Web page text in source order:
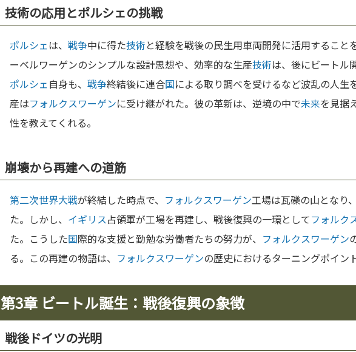
技術の応用とポルシェの挑戦
ポルシェは、 戦争中に得た技術と経験を戦後の民生用車両開発に活用すること
ーベルワーゲンのシンプルな設計思想や、効率的な生産技術は、後にビートル
ポルシェ 自身も、 戦争終結後に連合国による取り調べを受けるなど波乱の人生
産はフォルクスワーゲンに受け継がれた。彼の革新は、逆境の中で未来を見据
性を教えてくれる。
崩壊から再建への道筋
第二次世界大戦が終結した時点で、 フォルクスワーゲン工場は瓦礫の山となり
た。しかし、 イギリス占領軍が工場を再建し、戦後復興の一環としてフォルク
た。こうした国際的な支援と勤勉な労働者たちの努力が、 フォルクスワーゲン
る。この再建の物語は、 フォルクスワーゲンの歴史におけるターニングポイン
第3章 ビートル誕生：戦後復興の象徴
戦後ドイツの光明